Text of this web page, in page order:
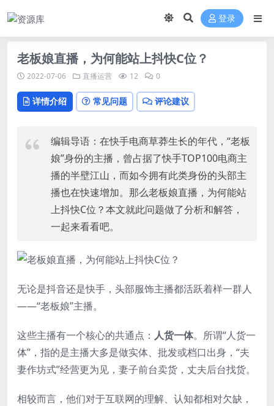
登录
老板娘直播，为何能站上抖快C位？
2022-07-06 直播运营 12 0
详情介绍 常见问题 评论建议
编辑导语：在快手电商草莽生长的年代，“老板
娘”身份的主播，曾占据了快手TOP100电商主
播的半壁江山，而如今拥有此类身份的头部主
播也在快速增加。那么老板娘直播，为何能站
上抖快C位？本文就此问题做了分析和解答，
一起来看看吧。
无论是抖音还是快手，头部服饰主播都活跃着样一群人
——“老板娘”主播。
这些主播有一个核心的共通点： 人货一体。所谓“人货一
体”，指的是主播大多是做实体、批发或档口出身，“夫
妻作坊式”经营更为见，妻子前台卖货，丈夫后台找货。
相较而言，他们对于互联网的理解、认知都相对欠缺，